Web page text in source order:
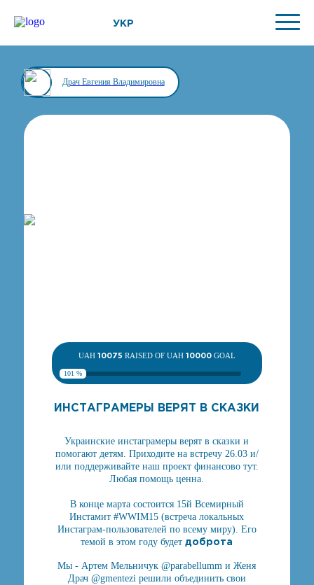
УКР
Драч Евгения Владимировна
UAH 10075 RAISED OF UAH 10000GOAL
101 %
ИНСТАГРАМЕРЫ ВЕРЯТ В СКАЗКИ
Украинские инстаграмеры верят в сказки и
помогают детям. Приходите на встречу 26.03 и/
или поддерживайте наш проект финансово тут.
Любая помощь ценна.
В конце марта состоится 15й Всемирный
Инстамит #WWIM15 (встреча локальных
Инстаграм-пользователей по всему миру). Его
темой в этом году будетдоброта
Мы - Артем Мельничук @parabellumm и Женя
Драч @gmentezi решили объединить свои